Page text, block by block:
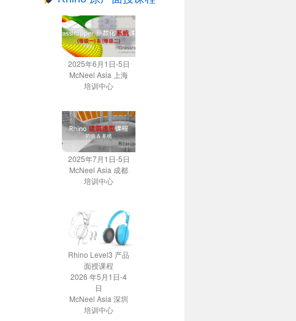
2025年6月1日-5日
McNeel Asia 上海
培训中心
2025年7月1日-5日
McNeel Asia 成都
培训中心
Rhino Level3 产品
面授课程
2026 年5月1日-4
日
McNeel Asia 深圳
培训中心